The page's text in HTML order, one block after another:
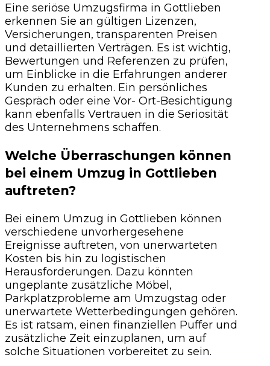
Eine seriöse Umzugsfirma in Gottlieben
erkennen Sie an gültigen Lizenzen,
Versicherungen, transparenten Preisen
und detaillierten Verträgen. Es ist wichtig,
Bewertungen und Referenzen zu prüfen,
um Einblicke in die Erfahrungen anderer
Kunden zu erhalten. Ein persönliches
Gespräch oder eine Vor- Ort-Besichtigung
kann ebenfalls Vertrauen in die Seriosität
des Unternehmens schaffen.
Welche Überraschungen können
bei einem Umzug in Gottlieben
auftreten?
Bei einem Umzug in Gottlieben können
verschiedene unvorhergesehene
Ereignisse auftreten, von unerwarteten
Kosten bis hin zu logistischen
Herausforderungen. Dazu könnten
ungeplante zusätzliche Möbel,
Parkplatzprobleme am Umzugstag oder
unerwartete Wetterbedingungen gehören.
Es ist ratsam, einen finanziellen Puffer und
zusätzliche Zeit einzuplanen, um auf
solche Situationen vorbereitet zu sein.